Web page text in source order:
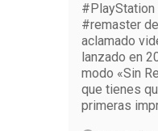
#remaster
aclamado
lanzado en
modo «Sin
que tienes
primeras